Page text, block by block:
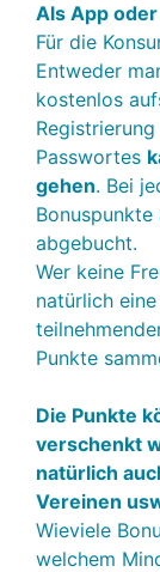
Als App
Für die
Entweder
kostenlos
Passwortes
gehen. Bei
abgebucht.
Wer keine
natürlich
Punkte
Die Punkte
verschenkt
natürlich
Vereinen
Wieviele
welchem